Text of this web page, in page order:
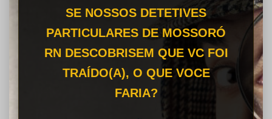
SE NOSSOS DETETIVES
PARTICULARES DE MOSSORÓ
RN DESCOBRISEM QUE VC FOI
TRAÍDO(A), O QUE VOCE
FARIA?